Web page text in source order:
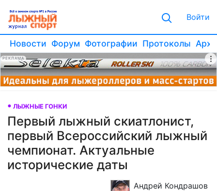
Войти
Новости Форум Фотографии Протоколы
РЕКЛАМА
ЛЫЖНЫЕ ГОНКИ
Первый лыжный скиатлонист,
первый Всероссийский лыжный
чемпионат. Актуальные
исторические даты
Андрей Кондрашов